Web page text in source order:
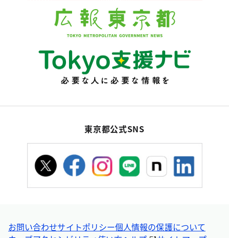
東京都公式SNS
お問い合わせサイトポリシー個人情報の保護について